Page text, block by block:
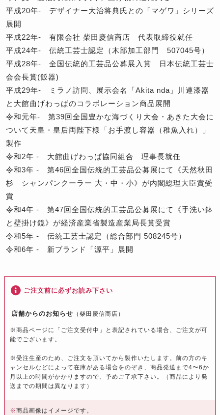
平成20年- デザイナー大治将典氏との「マゲワ」シリーズ
展開
平成22年- 有限会社 柴田慶信商店 代表取締役就任
平成24年- 伝統工芸士認定（木部加工部門 507045号）
平成28年- 全国伝統的工芸品公募展入賞 日本伝統工芸士
会会長賞(飯器)
平成29年- ミラノ訪問、展示会名「Akita nda」川連漆器
と大館曲げわっぱのコラボレーション商品展開
令和元年- 第39回全国豊かな海づくり大会・あきた大会に
ついて天皇・皇后両陛下様「お手渡し容器（稚魚入れ）」
製作
令和2年 - 大館曲げわっぱ協同組合 理事長就任
令和3年 - 第46回全国伝統的工芸品公募展にて《天然秋田
杉 シャンパンクーラー 大・中・小》が内閣総理大臣賞受
賞
令和4年 - 第47回全国伝統的工芸品公募展にて《手洗い鉢
と壁掛け鏡》が経済産業省製造産業局長賞受賞
令和5年 - 伝統工芸士認定（総合部門 508245号）
令和6年 - 新ブランド「源平」展開
ご注文前に必ずお読み下さい
店舗からのお知らせ （柴田慶信商店）
※商品ページに「ご注文受付中」と表記されている場合、ご注文が可
能でございます。
※受注生産のため、ご注文を頂いてから製作いたします。前の方のキ
ャンセルなどによって在庫がある場合をのぞき、 商品発送まで4〜6か
月以上の時間がかかりますので、予めご了承下さい。（商品により発
送までの期間は異なります）
※商品画像はイメージです。